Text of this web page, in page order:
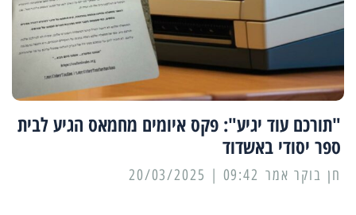
"תורכם עוד יגיע": פקס איומים מחמאס הגיע לבית
ספר יסודי באשדוד
09:42 | 20/03/2025